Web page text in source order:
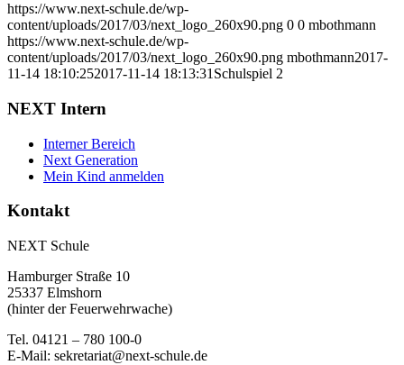
https://www.next-schule.de/wp-
content/uploads/2017/03/next_logo_260x90.png 0 0 mbothmann
https://www.next-schule.de/wp-
content/uploads/2017/03/next_logo_260x90.png mbothmann2017-
11-14 18:10:252017-11-14 18:13:31 Schulspiel 2
NEXT Intern
Interner Bereich
Next Generation
Mein Kind anmelden
Kontakt
NEXT Schule
Hamburger Straße 10
25337 Elmshorn
(hinter der Feuerwehrwache)
Tel. 04121 – 780 100-0
E-Mail: sekretariat@next-schule.de